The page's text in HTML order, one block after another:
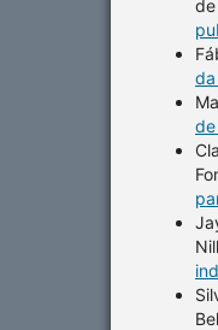
de
da
de